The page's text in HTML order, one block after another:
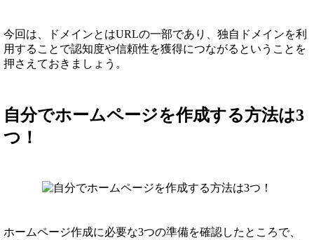
今回は、ドメインとはURLの一部であり、独自ドメインを利
用することで認知度や信頼性を獲得につながるということを
押さえておきましょう。
自分でホームページを作成する方法は3
つ！
ホームページ作成に必要な3つの準備を確認したところで、